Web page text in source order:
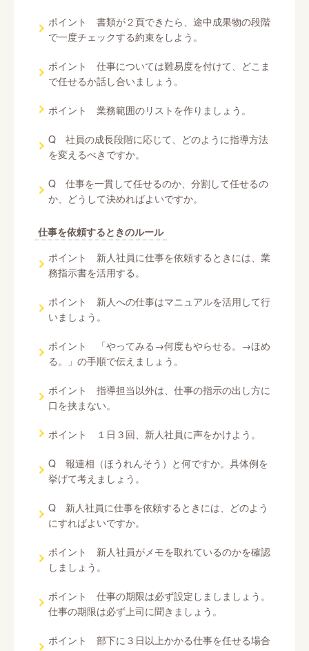
ポイント 書類が２頁できたら、途中成果物の段階
で一度チェックする約束をしよう。
ポイント 仕事については難易度を付けて、どこま
で任せるか話し合いましょう。
ポイント 業務範囲のリストを作りましょう。
Q 社員の成長段階に応じて、どのように指導方法
を変えるべきですか。
Q 仕事を一貫して任せるのか、分割して任せるの
か、どうして決めればよいですか。
仕事を依頼するときのルール
ポイント 新人社員に仕事を依頼するときには、業
務指示書を活用する。
ポイント 新人への仕事はマニュアルを活用して行
いましょう。
ポイント 「やってみる→何度もやらせる。→ほめ
る。」の手順で伝えましょう。
ポイント 指導担当以外は、仕事の指示の出し方に
口を挟まない。
ポイント １日３回、新人社員に声をかけよう。
Q 報連相（ほうれんそう）と何ですか。具体例を
挙げて考えましょう。
Q 新人社員に仕事を依頼するときには、どのよう
にすればよいですか。
ポイント 新人社員がメモを取れているのかを確認
しましょう。
ポイント 仕事の期限は必ず設定しましましょう。
仕事の期限は必ず上司に聞きましょう。
ポイント 部下に３日以上かかる仕事を任せる場合